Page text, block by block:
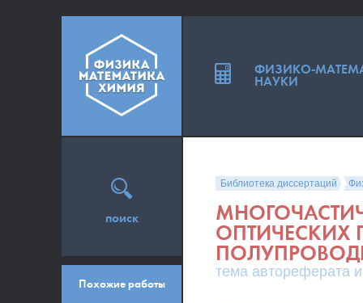
Библиотека диссертаций
ОПТИЧЕСКИХ
тема автореферата
поиск
Похожие работы
ФИЗИКО-
НАУКИ